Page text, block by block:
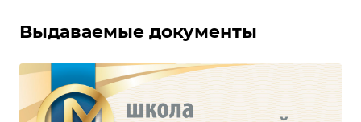
Выдаваемые документы